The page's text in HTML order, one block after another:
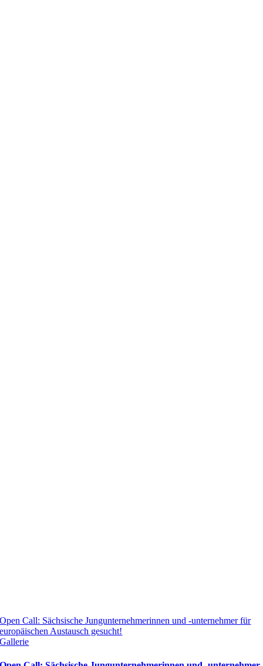
Open Call: Sächsische Jungunternehmerinnen und -unternehmer für
europäischen Austausch gesucht!
Gallerie